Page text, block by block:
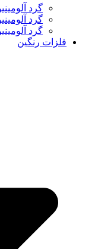
گرد آلومینیوم 6061
گرد آلومینیوم 7000
گرد آلومینیوم 7075
فلزات رنگین